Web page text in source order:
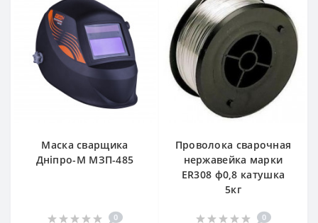
Маска сварщика
Дніпро-М МЗП-485
0
Проволока сварочная
нержавейка марки
ER308 ф0,8 катушка
5кг
0